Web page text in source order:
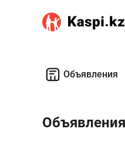
Объявления